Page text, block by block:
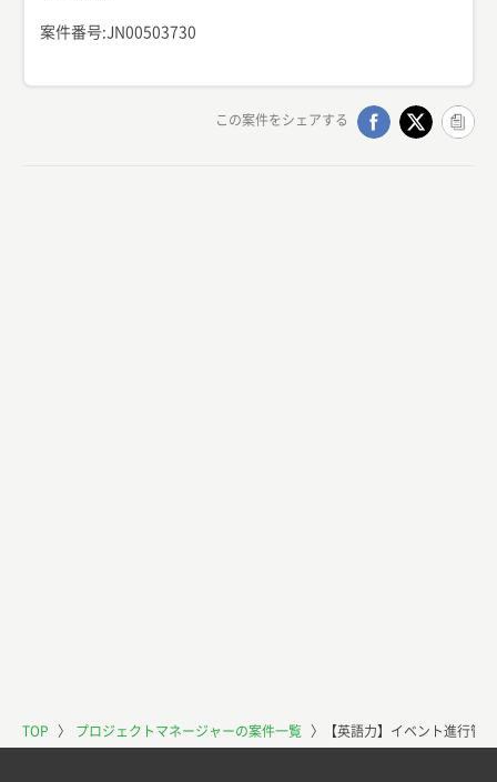
TOP 〉 プロジェクトマネージャーの案件一覧 〉 【英語力】イベント進行管
案件番号:JN00503730
この案件をシェアする